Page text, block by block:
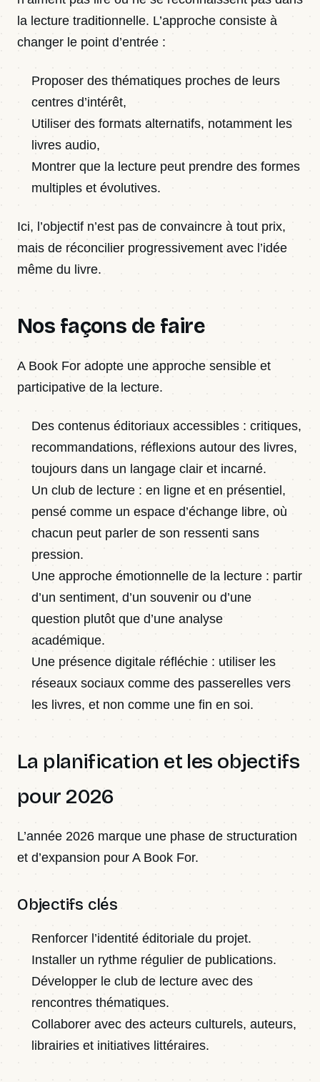
la lecture traditionnelle. L’approche consiste à
changer le point d’entrée :
Proposer des thématiques proches de leurs
centres d’intérêt,
Utiliser des formats alternatifs, notamment les
livres audio,
Montrer que la lecture peut prendre des formes
multiples et évolutives.
Ici, l’objectif n’est pas de convaincre à tout prix,
mais de réconcilier progressivement avec l’idée
même du livre.
Nos façons de faire
A Book For adopte une approche sensible et
participative de la lecture.
Des contenus éditoriaux accessibles : critiques,
recommandations, réflexions autour des livres,
toujours dans un langage clair et incarné.
Un club de lecture : en ligne et en présentiel,
pensé comme un espace d’échange libre, où
chacun peut parler de son ressenti sans
pression.
Une approche émotionnelle de la lecture : partir
d’un sentiment, d’un souvenir ou d’une
question plutôt que d’une analyse
académique.
Une présence digitale réfléchie : utiliser les
réseaux sociaux comme des passerelles vers
les livres, et non comme une fin en soi.
La planification et les objectifs
pour 2026
L’année 2026 marque une phase de structuration
et d’expansion pour A Book For.
Objectifs clés
Renforcer l’identité éditoriale du projet.
Installer un rythme régulier de publications.
Développer le club de lecture avec des
rencontres thématiques.
Collaborer avec des acteurs culturels, auteurs,
librairies et initiatives littéraires.